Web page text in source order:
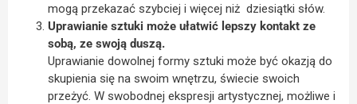
mogą przekazać szybciej i więcej niż dziesiątki słów.
Uprawianie sztuki może ułatwić lepszy kontakt ze
sobą, ze swoją duszą.
Uprawianie dowolnej formy sztuki może być okazją do
skupienia się na swoim wnętrzu, świecie swoich
przeżyć. W swobodnej ekspresji artystycznej, możliwe i